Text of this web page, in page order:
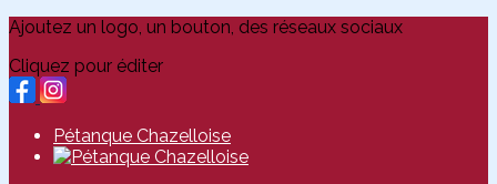
Ajoutez un logo, un bouton, des réseaux sociaux
Cliquez pour éditer
Pétanque Chazelloise